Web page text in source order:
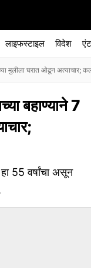
लाइफस्टाइल विदेश
मुलीला घरात ओढून अत्याचार;
बहाण्याने 7
55 वर्षांचा असून